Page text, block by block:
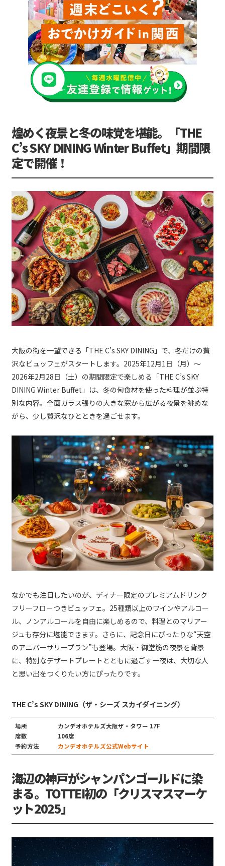
煌めく夜景と冬の味覚を堪能。「THE
C’s SKY DINING Winter Buffet」期間限
定で開催！
大阪の街を一望できる「THE C’s SKY DINING」で、冬だけの贅
沢なビュッフェがスタートします。2025年12月1日（月）〜
2026年2月28日（土）の期間限定で楽しめる「THE C’s SKY
DINING Winter Buffet」は、冬の旬食材を使った料理が並ぶ特
別な内容。全面ガラス張りの大きな窓から広がる夜景を眺めな
がら、少し贅沢なひとときを過ごせます。
なかでも注目したいのが、ディナー限定のプレミアムドリンク
フリーフローつきビュッフェ。25種類以上のワインやアルコー
ル、ノンアルコールを自由に楽しめるので、料理とのマリアー
ジュも存分に堪能できます。さらに、記念日にぴったりな“天空
のアニバーサリープラン”も登場。大阪・御堂筋の夜景を背景
に、特別なデザートプレートとともに過ごす一夜は、大切な人
と思い出をつくりたい方にぴったりです。
THE C’s SKY DINING（ザ・シーズ スカイダイニング）
場所
カンデオホテルズ大阪ザ・タワー 17F
席数
106席
予約方法
カンデオホテルズ公式Webサイト
海辺の神戸がシャンパンゴールドに染
まる。TOTTEI初の「クリスマスマーケ
ット2025」